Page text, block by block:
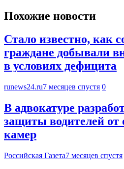
Похожие новости
Стало известно, как
граждане добывали
в условиях дефицита
runews24.ru7 месяцев спустя 0
В адвокатуре
защиты водителей
камер
Российская Газета7 месяцев спустя